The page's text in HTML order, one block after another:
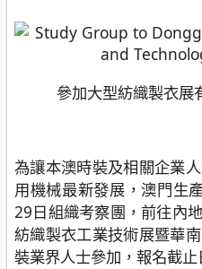
參加大型紡織製衣展
為讓本澳時裝及相關企業
用機械最新發展，澳門生
29日組織考察團，前往內
紡織製衣工業技術展暨華
裝業界人士參加，報名截止